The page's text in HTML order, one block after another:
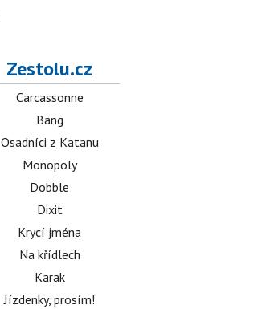
Zestolu.cz
Carcassonne
Bang
Osadníci z Katanu
Monopoly
Dobble
Dixit
Krycí jména
Na křídlech
Karak
Jízdenky, prosím!